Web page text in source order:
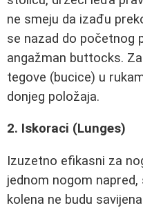
ne smeju da izađu
se nazad do početnog
angažman buttocks.
tegove (bucice) u
donjeg položaja.
2. Iskoraci (Lunges)
Izuzetno efikasni za
jednom nogom
kolena ne budu